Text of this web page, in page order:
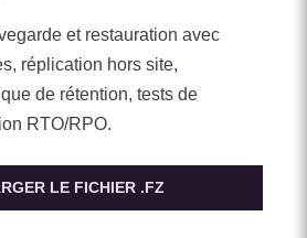
et restauration avec
réplication hors site,
de rétention, tests de
RTO/RPO.
LE FICHIER .FZ